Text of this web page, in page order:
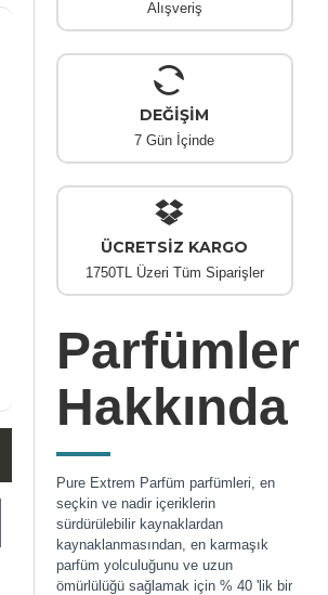
Alışveriş
DEĞİŞİM
7 Gün İçinde
ÜCRETSİZ KARGO
1750TL Üzeri Tüm Siparişler
Parfümler
Hakkında
Pure Extrem Parfüm parfümleri, en
seçkin ve nadir içeriklerin
sürdürülebilir kaynaklardan
kaynaklanmasından, en karmaşık
parfüm yolculuğunu ve uzun
ömürlülüğü sağlamak için % 40 'lik bir